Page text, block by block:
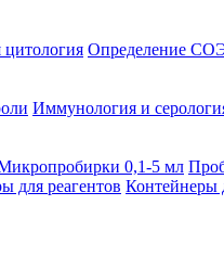
Определение
Иммунология и
0,1-5 мл
для реагентов Контейнеры